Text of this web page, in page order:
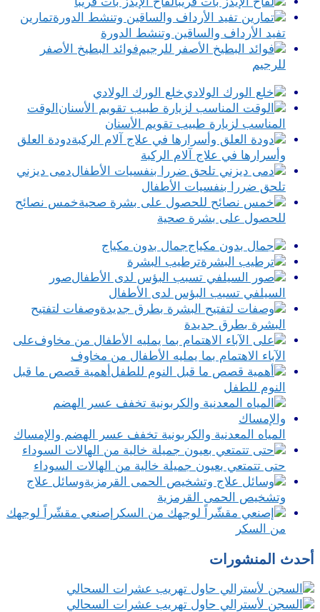
تمارين
تفيد الأرداف والساقين وتنشط الدورة
فوائد البطيخ الأصفر
للرجيم
خلع الورك الولادي
الوقت
المناسب لزيارة طبيب تقويم الأسنان
دودة العلق
وأسرارها في علاج آلام الركبة
دمى ديزني
تلحق ضررا بنفسيات الأطفال
خمس نصائح
للحصول على بشرة صحية
جمال بدون مكياج
ترطيب البشرة
صور
السيلفي تسبب البؤس لدى الأطفال
وصفات لتفتيح
البشرة بطرق جديدة
على
الآباء الاهتمام بما يمليه الأطفال من مخاوف
أهمية قصص ما قبل
النوم للطفل
المياه المعدنية والكربونية تخفف عسر الهضم والإمساك
حتى تتمتعي بعيون جميلة خالية من الهالات السوداء
وسائل علاج
وتشخيص الحمى القرمزية
إصنعي مقشّراً لوجهك
من السكر
أحدث المنشورات